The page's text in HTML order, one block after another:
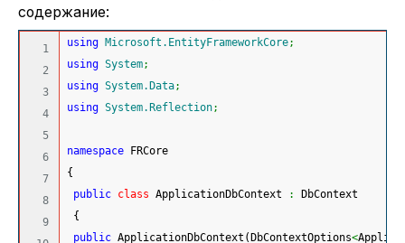
содержание:
1
2
3
4
5
6
7
8
9
using Microsoft.EntityFrameworkCore;
using System;
using System.Data;
using System.Reflection;
namespace FRCore
{
public class ApplicationDbContext :
DbContext
{
public ApplicationDbContext ( DbContextOptions<